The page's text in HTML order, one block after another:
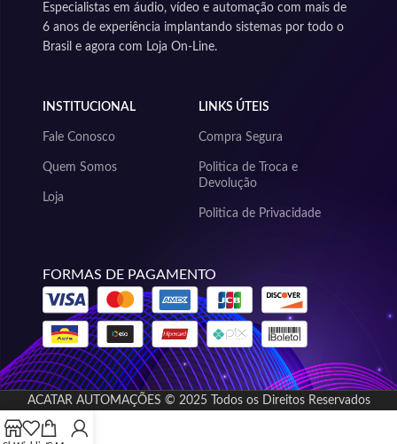
Especialistas em áudio, vídeo e automação com mais de
6 anos de experiência implantando sistemas por todo o
Brasil e agora com Loja On-Line.
INSTITUCIONAL
Fale Conosco
Quem Somos
Loja
LINKS ÚTEIS
Compra Segura
Politica de Troca e
Devolução
Politica de Privacidade
FORMAS DE PAGAMENTO
ACATAR AUTOMAÇÕES © 2025 Todos os Direitos Reservados